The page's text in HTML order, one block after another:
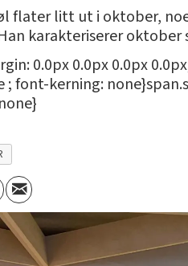
flater litt ut i oktober,
karakteriserer
0.0px 0.0px 0.0px
; font-kerning: